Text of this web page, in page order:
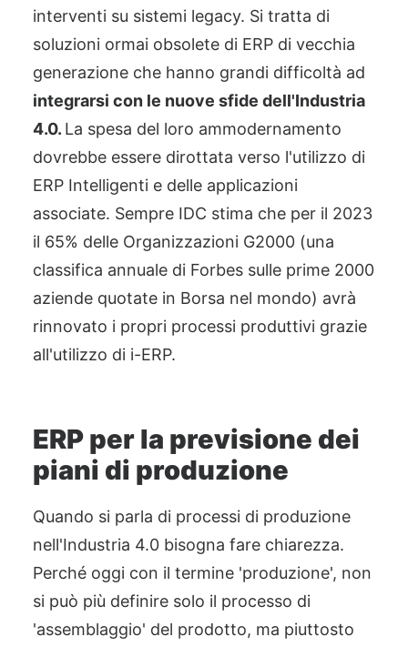
interventi su sistemi legacy. Si tratta di
soluzioni ormai obsolete di ERP di vecchia
generazione che hanno grandi difficoltà ad
integrarsi con le nuove sfide dell'Industria
4.0. La spesa del loro ammodernamento
dovrebbe essere dirottata verso l'utilizzo di
ERP Intelligenti e delle applicazioni
associate. Sempre IDC stima che per il 2023
il 65% delle Organizzazioni G2000 (una
classifica annuale di Forbes sulle prime 2000
aziende quotate in Borsa nel mondo) avrà
rinnovato i propri processi produttivi grazie
all'utilizzo di i-ERP.
ERP per la previsione dei
piani di produzione
Quando si parla di processi di produzione
nell'Industria 4.0 bisogna fare chiarezza.
Perché oggi con il termine 'produzione', non
si può più definire solo il processo di
'assemblaggio' del prodotto, ma piuttosto